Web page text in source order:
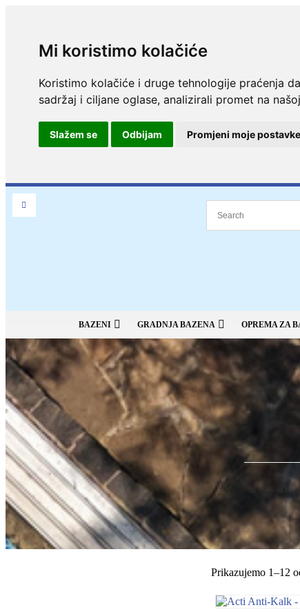
Mi koristimo kolačiće
Koristimo kolačiće i druge tehnologije praćenja
sadržaj i ciljane oglase, analizirali promet na
Slažem se Odbijam Promjeni moje postavke
BAZENI GRADNJA BAZENA OPREMA ZA
Prikazujemo 1–12